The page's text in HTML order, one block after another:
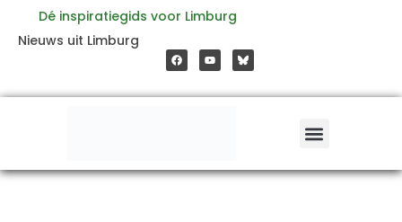
inhoud
Dé inspiratiegids voor Limburg
Nieuws uit Limburg
a
c
e
o
o
o
u
t
b
e